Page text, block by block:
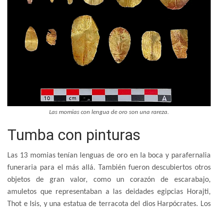
Las momias con lengua de oro son una rareza.
Tumba con pinturas
Las 13 momias tenían lenguas de oro en la boca y parafernalia
funeraria para el más allá. También fueron descubiertos otros
objetos de gran valor, como un corazón de escarabajo,
amuletos que representaban a las deidades egipcias Horajti,
Thot e Isis, y una estatua de terracota del dios Harpócrates. Los